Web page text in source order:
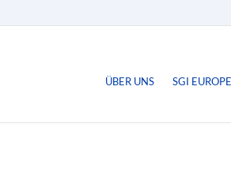
ÜBER UNS SGI EUROPE